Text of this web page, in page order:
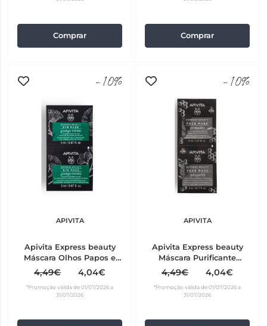
Comprar Comprar
-10%
APIVITA
Apivita Express beauty
Máscara Olhos Papos e
Olheiras Gingko 2ml x2
4,49€ 4,04€
*Promoção válida de 01/07/2026 a
31/07/2026
-10%
APIVITA
Apivita Express beauty
Máscara Purificante
Propolis 8ml x2
4,49€ 4,04€
*Promoção válida de 01/07/2026 a
31/07/2026